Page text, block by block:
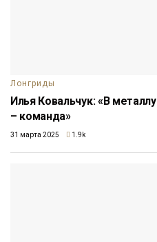
Лонгриды
Илья Ковальчук: «В
– команда»
31 марта 2025 1.9k